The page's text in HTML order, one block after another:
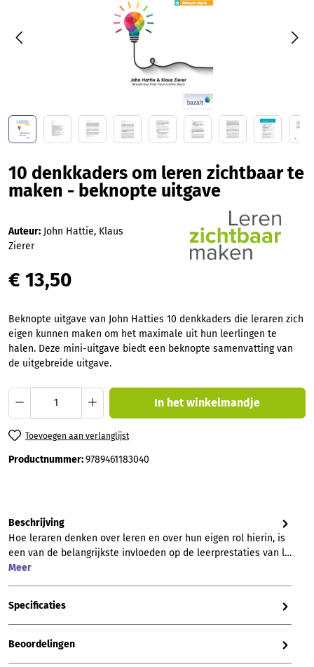
10 denkkaders om leren zichtbaar te
maken - beknopte uitgave
Auteur: John Hattie, Klaus
Zierer
€ 13,50
Beknopte uitgave van John Hatties 10 denkkaders die leraren zich
eigen kunnen maken om het maximale uit hun leerlingen te
halen. Deze mini-uitgave biedt een beknopte samenvatting van
de uitgebreide uitgave.
Producthoeveelheid: Voer de gewenste
In het winkelmandje
Toevoegen aan verlanglijst
Productnummer:9789461183040
Beschrijving
Hoe leraren denken over leren en over hun eigen rol hierin, is
een van de belangrijkste invloeden op de leerprestaties van l…
Meer
Specificaties
Beoordelingen